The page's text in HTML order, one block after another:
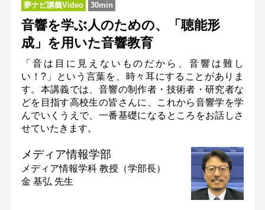
夢ナビ講義Video 30min
音響を学ぶ人のための、「聴能形
成」を用いた音響教育
「音は目に見えないものだから、音響は難し
い！?」という言葉を、時々耳にすることがありま
す。本講義では、音響の制作者・技術者・研究者な
どを目指す高校生の皆さんに、これから音響学を学
んでいくうえで、一番基礎になるところをお話しさ
せていたきます。
メディア情報学部
メディア情報学科 教授（学部長）
金 基弘 先生